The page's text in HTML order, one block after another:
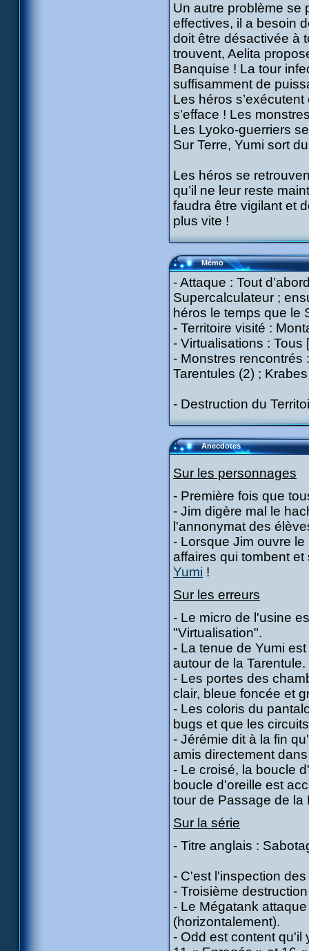
Un autre problème se
effectives, il a besoin
doit être désactivée à
trouvent, Aelita
Banquise ! La tour
suffisamment de
Les héros
s’efface ! Les
Les Lyoko-guerriers
Sur Terre, Yumi sort
Les héros se
qu’il ne leur reste
faudra être vigilant et
plus vite !
Mémo
- Attaque : Tout
Supercalculateur ;
héros le temps que le
- Territoire visité :
- Virtualisations :
- Monstres rencontrés
Tarentules (2) ;
- Destruction du
Anecdotes
Sur les personnages
- Première fois que
- Jim digère mal le
l'annonymat des
- Lorsque Jim ouvre
affaires qui tombent
Yumi !
Sur les erreurs
- Le micro de l'usine
"Virtualisation".
- La tenue de Yumi
autour de la Tarentule.
- Les portes des
clair, bleue foncée et
- Les coloris du
bugs et que les
- Jérémie dit à la fin
amis directement
- Le croisé, la boucle
boucle d'oreille est
tour de Passage de la
Sur la série
- Titre anglais :
- C'est l'inspection
- Troisième
- Le Mégatank
(horizontalement).
- Odd est content qu'il